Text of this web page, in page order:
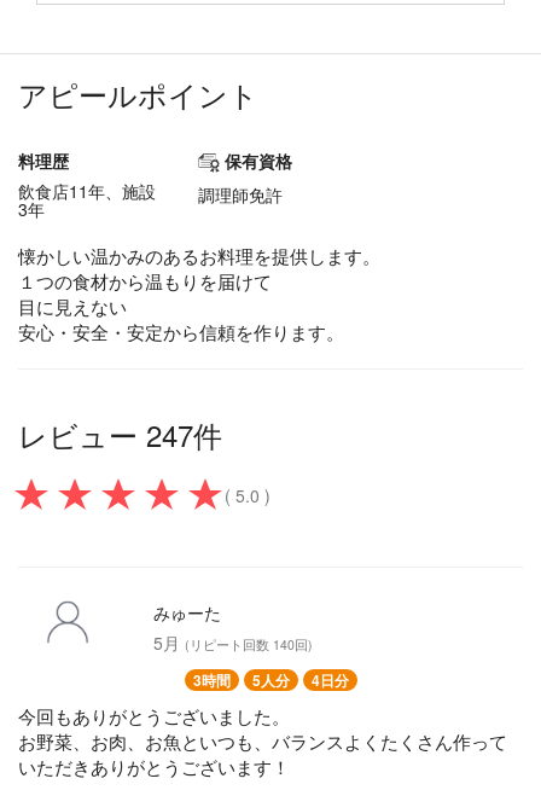
アピールポイント
料理歴
飲食店11年、施設
3年
保有資格
調理師免許
懐かしい温かみのあるお料理を提供します。
１つの食材から温もりを届けて
目に見えない
安心・安全・安定から信頼を作ります。
レビュー 247件
( 5.0 )
みゅーた
5月 (リピート回数 140回)
3時間 5人分 4日分
今回もありがとうございました。
お野菜、お肉、お魚といつも、バランスよくたくさん作って
いただきありがとうございます！